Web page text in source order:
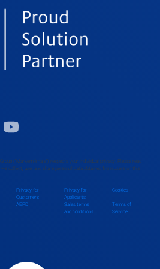
URL link
Youtube URL link
(“Markem-Imaje”) respects your individual privacy. Please read
we collect, use, and share personal data obtained from users on this
Privacy for
Customers
Privacy for
Applicants
Cookies
AEPD
Sales terms
and conditions
Terms of
Service